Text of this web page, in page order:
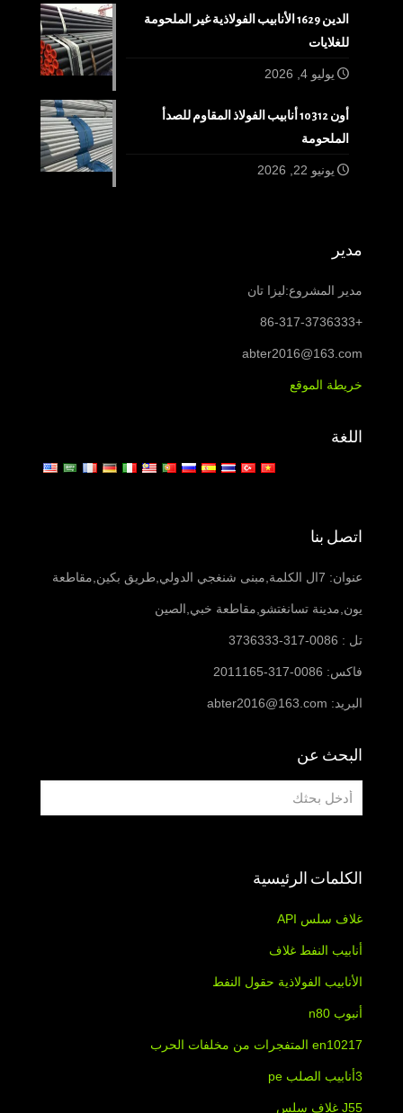
الدين 1629 الأنابيب الفولاذية غير الملحومة
للغلايات
يوليو 4, 2026
أون 10312 أنابيب الفولاذ المقاوم للصدأ
الملحومة
يونيو 22, 2026
مدير
مدير المشروع:ليزا تان
+86-317-3736333
abter2016@163.com
خريطة الموقع
اللغة
اتصل بنا
عنوان: 7ال الكلمة,مبنى شنغجي الدولي,طريق بكين,مقاطعة
يون,مدينة تسانغتشو,مقاطعة خبي,الصين
تل : 0086-317-3736333
فاكس: 0086-317-2011165
البريد: abter2016@163.com
البحث عن
الكلمات الرئيسية
غلاف سلس API
أنابيب النفط غلاف
الأنابيب الفولاذية حقول النفط
أنبوب n80
en10217 المتفجرات من مخلفات الحرب
3أنابيب الصلب pe
J55 غلاف سلس